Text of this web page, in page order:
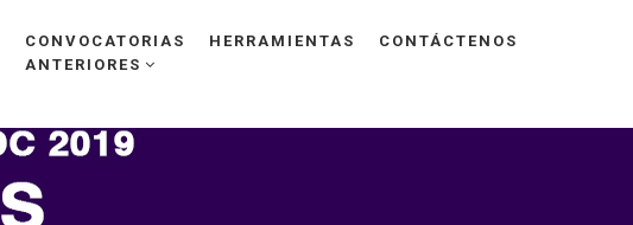
CONVOCATORIAS
ANTERIORES
HERRAMIENTAS CONTÁCTENOS